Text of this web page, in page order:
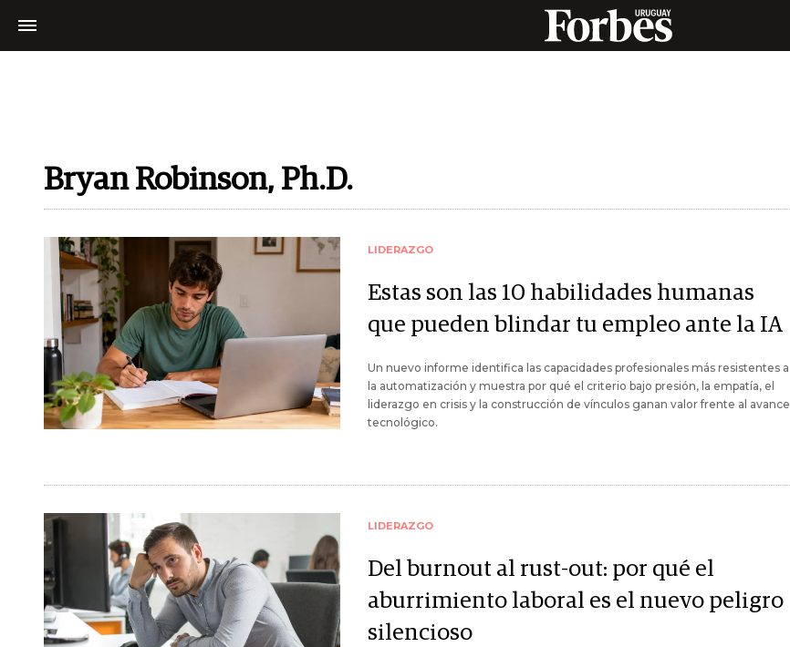
Bryan Robinson, Ph.D.
LIDERAZGO
Estas son las 10 habilidades humanas
que pueden blindar tu empleo ante la IA
Un nuevo informe identifica las capacidades profesionales más resistentes a
la automatización y muestra por qué el criterio bajo presión, la empatía, el
liderazgo en crisis y la construcción de vínculos ganan valor frente al avance
tecnológico.
LIDERAZGO
Del burnout al rust-out: por qué el
aburrimiento laboral es el nuevo peligro
silencioso